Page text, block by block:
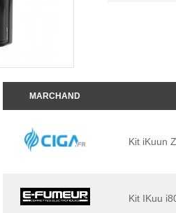
MARCHAND
Kit iKuun
Kit IKuu